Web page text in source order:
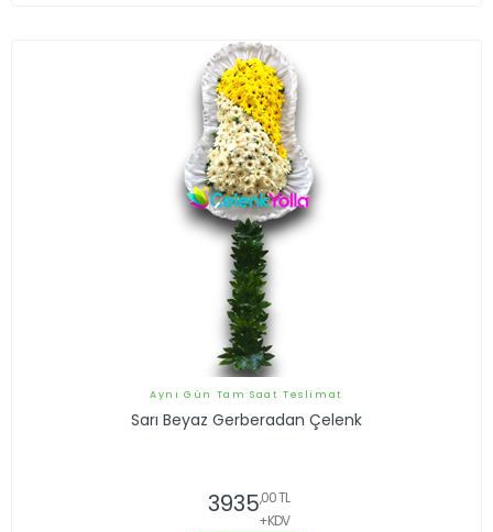
Aynı Gün Tam Saat Teslimat
Sarı Beyaz Gerberadan Çelenk
3935,00 TL
+KDV